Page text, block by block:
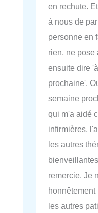
en rechute.
à nous de
personne en
rien, ne pose
ensuite dire
prochaine'.
semaine
qui m'a aidé
infirmières,
les autres
remercie. Je
les autres